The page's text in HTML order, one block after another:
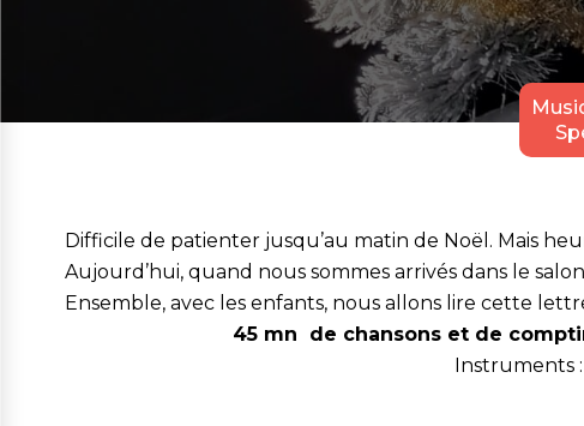
Difficile de patienter jusqu’au matin de Noël. Mais
Aujourd’hui, quand nous sommes arrivés dans le
Ensemble, avec les enfants, nous allons lire cette
45 mn de chansons et de
Instruments